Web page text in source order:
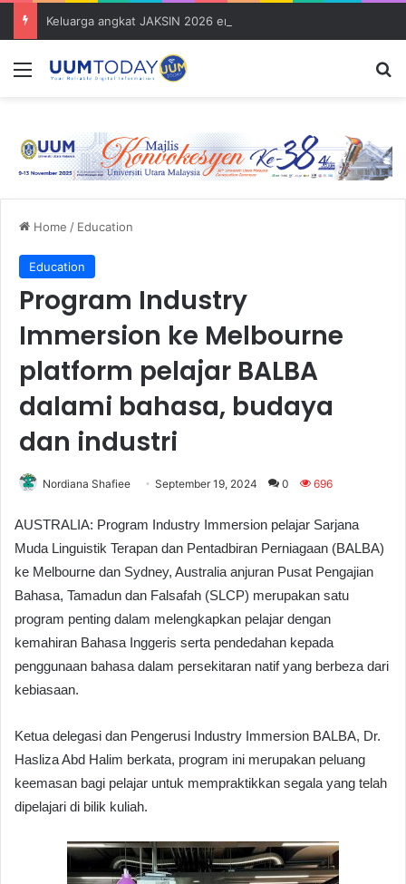
Menu
Home / Education
Education
Program Industry
Immersion ke Melbourne
platform pelajar BALBA
dalami bahasa, budaya
dan industri
Nordiana Shafiee September 19, 2024 0 696
AUSTRALIA: Program Industry Immersion pelajar Sarjana
Muda Linguistik Terapan dan Pentadbiran Perniagaan (BALBA)
ke Melbourne dan Sydney, Australia anjuran Pusat Pengajian
Bahasa, Tamadun dan Falsafah (SLCP) merupakan satu
program penting dalam melengkapkan pelajar dengan
kemahiran Bahasa Inggeris serta pendedahan kepada
penggunaan bahasa dalam persekitaran natif yang berbeza dari
kebiasaan.
Ketua delegasi dan Pengerusi Industry Immersion BALBA, Dr.
Hasliza Abd Halim berkata, program ini merupakan peluang
keemasan bagi pelajar untuk mempraktikkan segala yang telah
dipelajari di bilik kuliah.